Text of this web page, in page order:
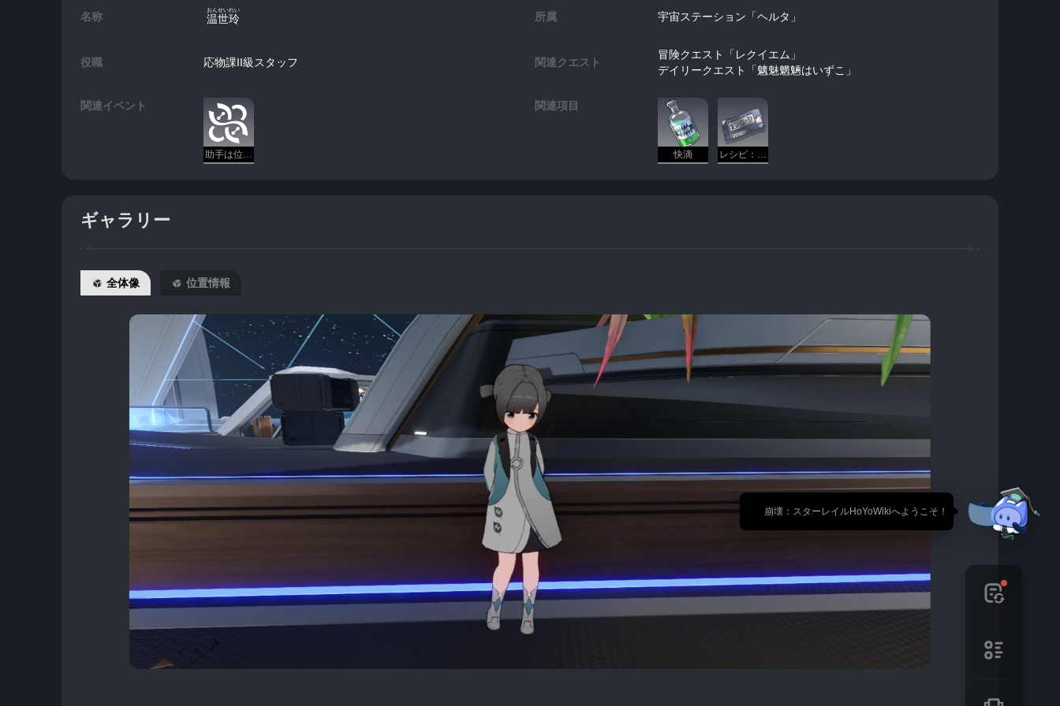
🎉 崩壊：スターレイルHoYoWikiへようこそ！
名称 温世玲
おんせいれい 所属 宇宙ステーション「ヘルタ」
役職 応物課II級スタッフ 関連クエスト
冒険クエスト「レクイエム」
デイリークエスト「魑魅魍魎はいずこ」
関連イベント
助手は位置についてください
関連項目
快滴 レシピ：快滴
ギャラリー
全体像 位置情報